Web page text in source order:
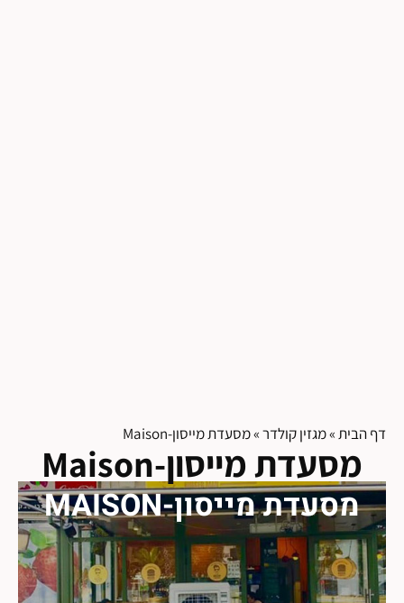
מסעדת מייסון-MAISON
מסעדת מייסון-Maison
דף הבית»מגזין קולדר»מסעדת מייסון-Maison